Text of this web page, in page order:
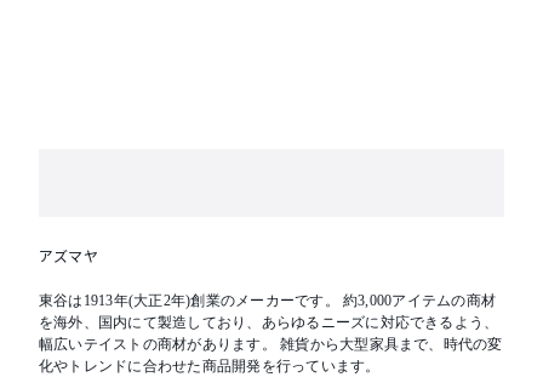
アズマヤ
東谷は1913年(大正2年)創業のメーカーです。 約3,000アイテムの商材
を海外、国内にて製造しており、あらゆるニーズに対応できるよう、
幅広いテイストの商材があります。 雑貨から大型家具まで、時代の変
化やトレンドに合わせた商品開発を行っています。